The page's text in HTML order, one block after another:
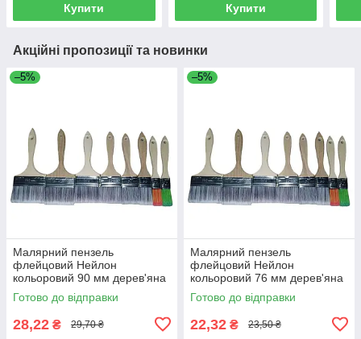
Купити Купити
Акційні пропозиції та новинки
–5%
Малярний пензель
флейцовий Нейлон
кольоровий 90 мм дерев'яна
ручка
Готово до відправки
28,22 ₴ 29,70 ₴
–5%
Малярний пензель
флейцовий Нейлон
кольоровий 76 мм дерев'яна
ручка
Готово до відправки
22,32 ₴ 23,50 ₴